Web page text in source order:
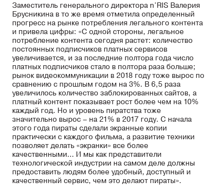
Заместитель генерального директора n’RIS Валерия
Брусникина в то же время отметила определенный
прогресс на рынке потребления легального контента
и привела цифры: «С одной стороны, легальное
потребление контента сегодня растет: количество
постоянных подписчиков платных сервисов
увеличивается, и за последние полтора года число
платных подписчиков стало в полтора раза больше;
рынок видеокоммуникации в 2018 году тоже вырос по
сравнению с прошлым годом на 3%. В 6,5 раза
увеличилось количество заблокированных сайтов, а
платный контент показывает рост более чем на 10%
каждый год. Но и уровень пиратства тоже
значительно вырос – на 21% в 2017 году. С начала
этого года пираты сделали экранные копии
практически с каждого фильма, а развитие техники
позволяет делать «экранки» все более
качественными… И мы как представители
технологической индустрии на самом деле должны
предоставить людям более удобный, доступный и
качественный сервис, чем это делают пираты».